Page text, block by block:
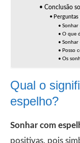
Conclusão
Sonhar
O que
Sonhar
Posso
Os
Qual o
espelho?
Sonhar com
positivas, pois